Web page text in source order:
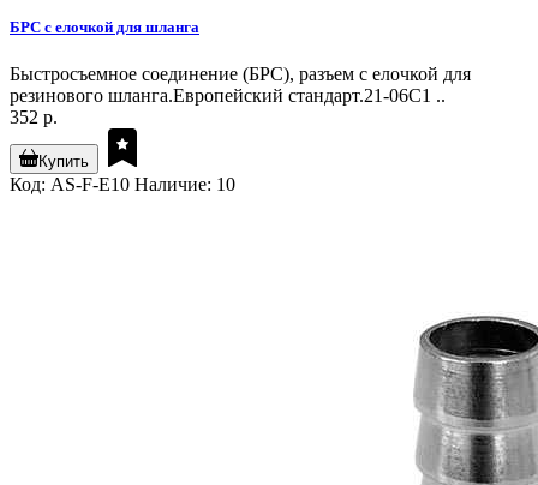
БРС с елочкой для шланга
Быстросъемное соединение (БРС), разъем с елочкой для
резинового шланга.Европейский стандарт.21-06С1 ..
352 р.
Купить
Код: AS-F-E10 Наличие: 10